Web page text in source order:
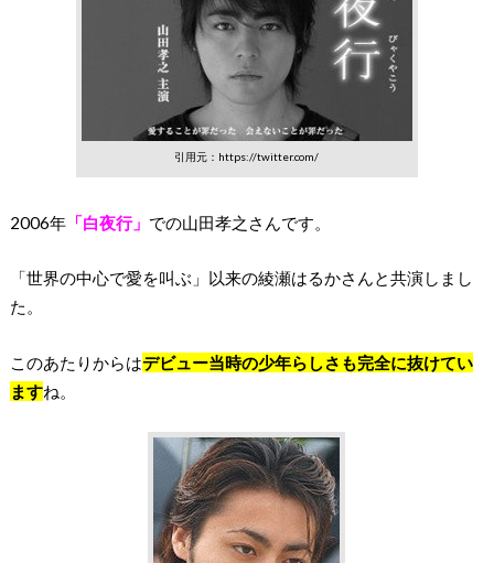
引用元：https://twitter.com/
2006年「白夜行」 での山田孝之さんです。
「世界の中心で愛を叫ぶ」以来の綾瀬はるかさんと共演しまし
た。
このあたりからはデビュー当時の少年らしさも完全に抜けてい
ますね。